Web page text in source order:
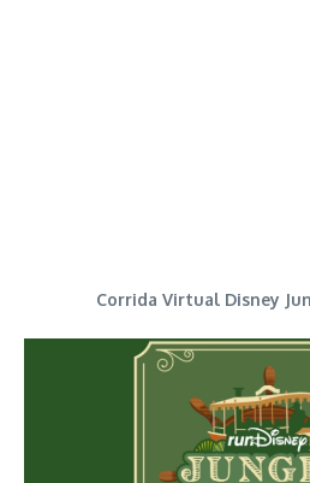
Corrida Virtual Disney